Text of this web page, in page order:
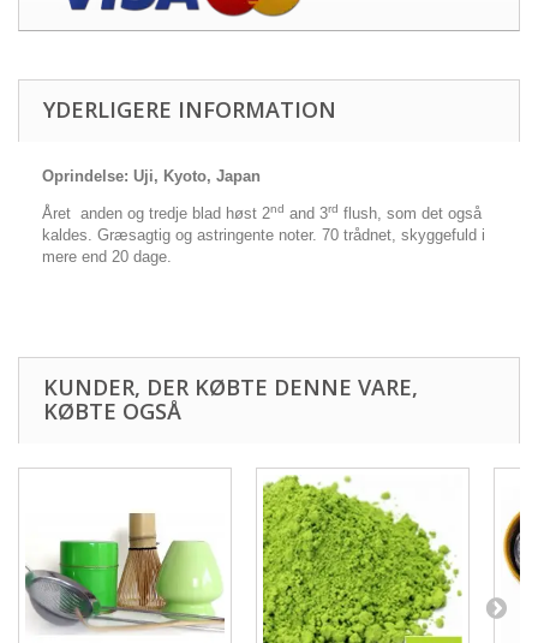
YDERLIGERE INFORMATION
Oprindelse: Uji, Kyoto, Japan
Året anden og tredje blad høst 2nd and 3rd flush, som det også
kaldes. Græsagtig og astringente noter. 70 trådnet, skyggefuld i
mere end 20 dage.
KUNDER, DER KØBTE DENNE VARE,
KØBTE OGSÅ